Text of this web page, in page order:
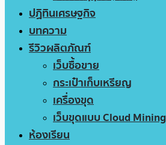
ปฏิทินเศรษฐกิจ
บทความ
รีวิวผลิตภัณฑ์
เว็บซื้อขาย
กระเป๋าเก็บเหรียญ
เครื่องขุด
เว็บขุดแบบ Cloud Mining
ห้องเรียน